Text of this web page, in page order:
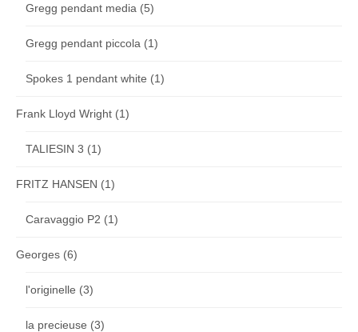
Gregg pendant media (5)
Gregg pendant piccola (1)
Spokes 1 pendant white (1)
Frank Lloyd Wright (1)
TALIESIN 3 (1)
FRITZ HANSEN (1)
Caravaggio P2 (1)
Georges (6)
l'originelle (3)
la precieuse (3)